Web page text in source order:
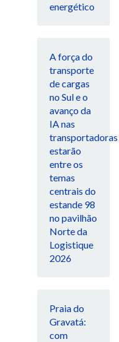
energético
A força do
transporte
de cargas
no Sul e o
avanço da
IA nas
transportadoras
estarão
entre os
temas
centrais do
estande 98
no pavilhão
Norte da
Logistique
2026
Praia do
Gravatá:
com